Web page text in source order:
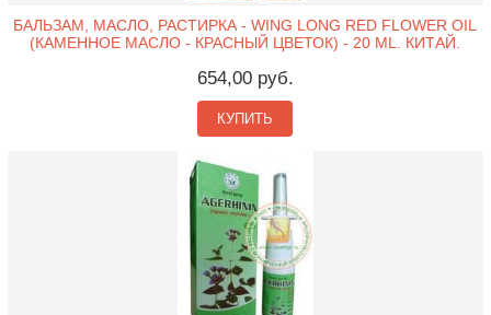
БАЛЬЗАМ, МАСЛО, РАСТИРКА - WING LONG RED FLOWER OIL
(КАМЕННОЕ МАСЛО - КРАСНЫЙ ЦВЕТОК) - 20 ML. КИТАЙ.
654,00 руб.
КУПИТЬ